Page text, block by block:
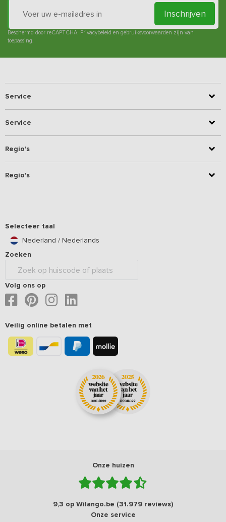
Inschrijven
Beschermd door reCAPTCHA. Privacybeleid en gebruiksvoorwaarden zijn van
toepassing.
Service
Service
Regio's
Regio's
Selecteer taal
Nederland / Nederlands
Zoeken
Volg ons op
Veilig online betalen met
Onze huizen
9,3 op Wilango.be (31.979 reviews)
Onze service